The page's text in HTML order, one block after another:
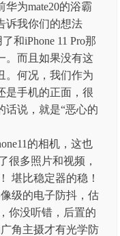
为mate20的浴霸
诉我你们的想法
和iPhone 11 Pro那
。而且如果没有这
。何况，我们作为
是手机的正面，很
话说，就是“恶心的
的相机，这也
很多照片和视频，
堪比稳定器的稳！
级的电子防抖，估
你没听错，后置的
角主摄才有光学防